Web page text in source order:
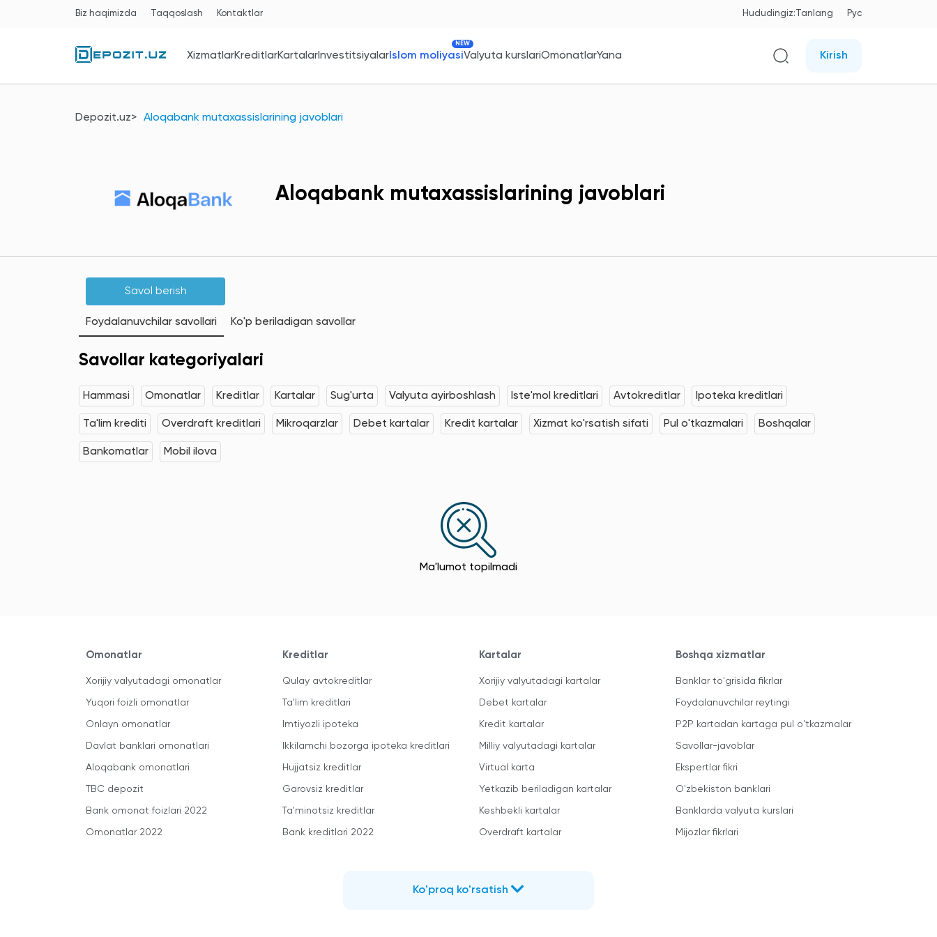
Biz haqimizda Taqqoslash Kontaktlar Hududingiz:Tanlang Рус
XizmatlarKreditlarKartalarInvestitsiyalarIslom moliyasi
NEW
Valyuta kurslariOmonatlarYana Kirish
Depozit.uz Aloqabank mutaxassislarining javoblari
Aloqabank mutaxassislarining javoblari
Savol berish
Foydalanuvchilar savollari Ko'p beriladigan savollar
Savollar kategoriyalari
Hammasi Omonatlar Kreditlar Kartalar Sug'urta Valyuta ayirboshlash Iste'mol kreditlari Avtokreditlar Ipoteka kreditlari
Ta'lim krediti Overdraft kreditlari Mikroqarzlar Debet kartalar Kredit kartalar Xizmat ko'rsatish sifati Pul o'tkazmalari Boshqalar
Bankomatlar Mobil ilova
Ma'lumot topilmadi
Omonatlar
Xorijiy valyutadagi omonatlar
Yuqori foizli omonatlar
Onlayn omonatlar
Davlat banklari omonatlari
Aloqabank omonatlari
TBC depozit
Bank omonat foizlari 2022
Omonatlar 2022
Kreditlar
Qulay avtokreditlar
Ta'lim kreditlari
Imtiyozli ipoteka
Ikkilamchi bozorga ipoteka kreditlari
Hujjatsiz kreditlar
Garovsiz kreditlar
Ta'minotsiz kreditlar
Bank kreditlari 2022
Kartalar
Xorijiy valyutadagi kartalar
Debet kartalar
Kredit kartalar
Milliy valyutadagi kartalar
Virtual karta
Yetkazib beriladigan kartalar
Keshbekli kartalar
Overdraft kartalar
Boshqa xizmatlar
Banklar to'grisida fikrlar
Foydalanuvchilar reytingi
P2P kartadan kartaga pul o'tkazmalar
Savollar-javoblar
Ekspertlar fikri
O'zbekiston banklari
Banklarda valyuta kurslari
Mijozlar fikrlari
Ko'proq ko'rsatish